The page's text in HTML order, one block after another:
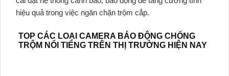
hiệu quả trong việc ngăn chặn trộm cắp.
TOP CÁC LOẠI CAMERA BÁO ĐỘNG CHỐNG
TRỘM NỔI TIẾNG TRÊN THỊ TRƯỜNG HIỆN NAY